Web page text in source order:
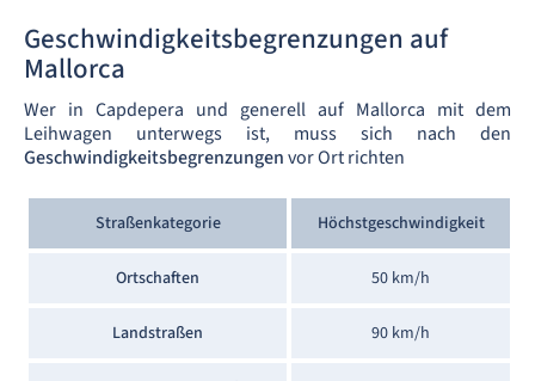
Geschwindigkeitsbegrenzungen auf
Mallorca
Wer in Capdepera und generell auf Mallorca mit dem
Leihwagen unterwegs ist, muss sich nach den
Geschwindigkeitsbegrenzungenvor Ort richten
Straßenkategorie Höchstgeschwindigkeit
Ortschaften 50 km/h
Landstraßen 90 km/h